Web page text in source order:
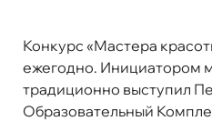
Конкурс «Мастера
ежегодно. Инициатором
традиционно выступил
Образовательный